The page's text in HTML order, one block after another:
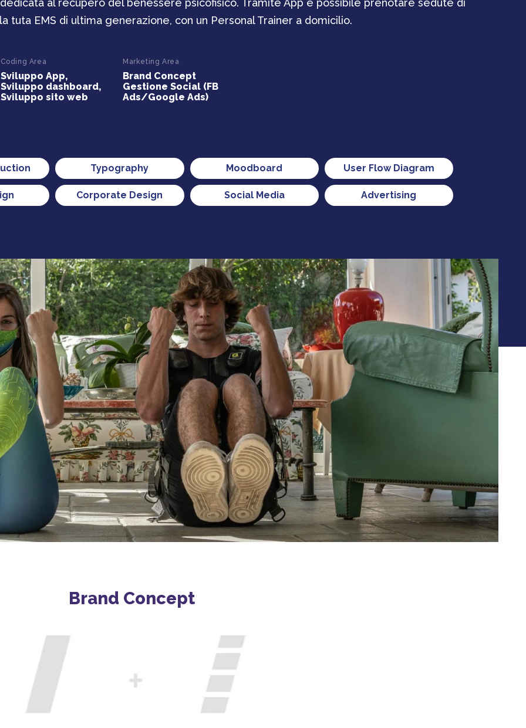
al recupero del benessere psicofisico. Tramite App è possibile prenotare sedute di
tuta EMS di ultima generazione, con un Personal Trainer a domicilio.
Coding Area
Sviluppo App,
Sviluppo dashboard,
Sviluppo sito web
Marketing Area
Brand Concept
Gestione Social (FB
Ads/Google Ads)
Typography Moodboard User Flow Diagram
Corporate Design Social Media Advertising
Brand Concept